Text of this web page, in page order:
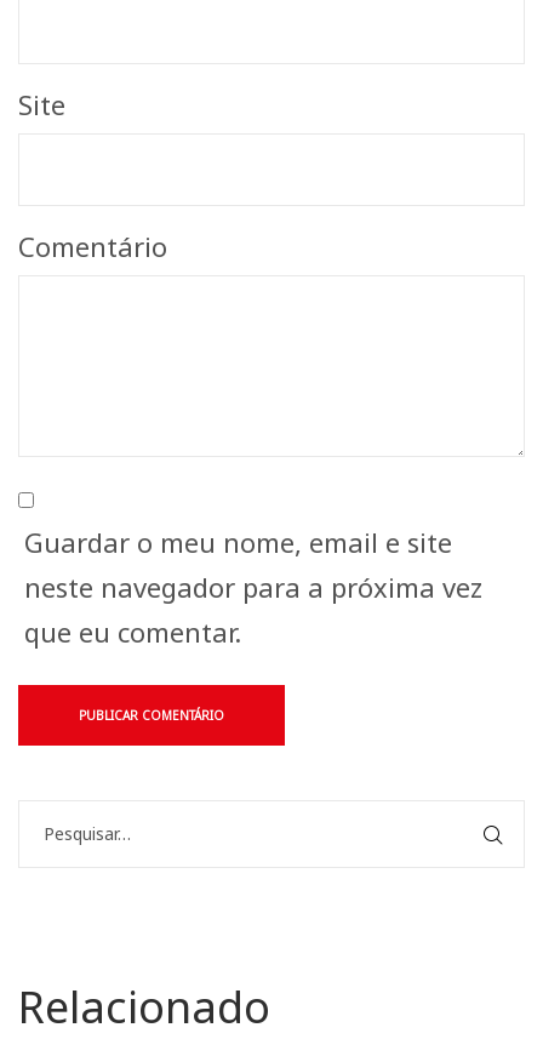
Site
Comentário
Guardar o meu nome, email e site
neste navegador para a próxima vez
que eu comentar.
Relacionado